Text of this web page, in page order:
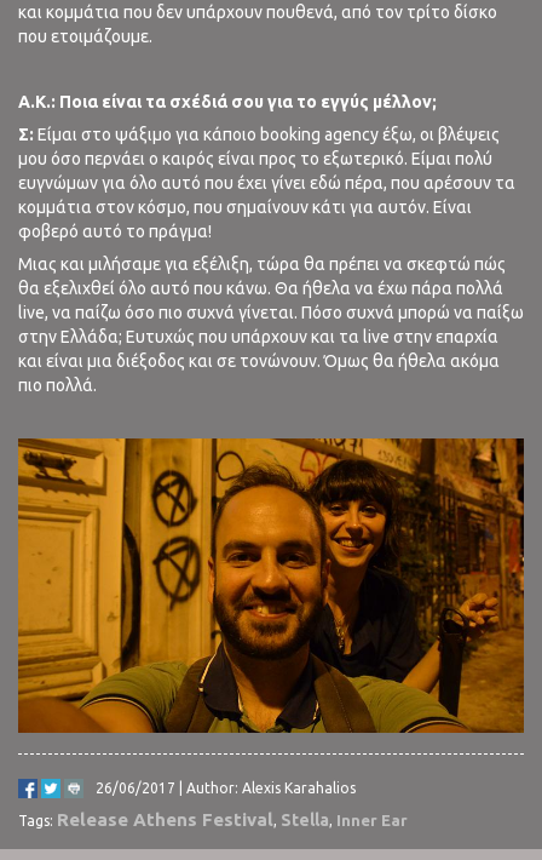
και κομμάτια που δεν υπάρχουν πουθενά, από τον τρίτο δίσκο
που ετοιμάζουμε.
A.K.: Ποια είναι τα σχέδιά σου για το εγγύς μέλλον;
Σ: Είμαι στο ψάξιμο για κάποιο booking agency έξω, οι βλέψεις
μου όσο περνάει ο καιρός είναι προς το εξωτερικό. Είμαι πολύ
ευγνώμων για όλο αυτό που έχει γίνει εδώ πέρα, που αρέσουν τα
κομμάτια στον κόσμο, που σημαίνουν κάτι για αυτόν. Είναι
φοβερό αυτό το πράγμα!
Μιας και μιλήσαμε για εξέλιξη, τώρα θα πρέπει να σκεφτώ πώς
θα εξελιχθεί όλο αυτό που κάνω. Θα ήθελα να έχω πάρα πολλά
live, να παίζω όσο πιο συχνά γίνεται. Πόσο συχνά μπορώ να παίξω
στην Ελλάδα; Ευτυχώς που υπάρχουν και τα live στην επαρχία
και είναι μια διέξοδος και σε τονώνουν. Όμως θα ήθελα ακόμα
πιο πολλά.
26/06/2017 | Author: Alexis Karahalios
Tags: Release Athens Festival, Stella, Inner Ear